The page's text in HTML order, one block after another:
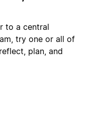
to a central
try one or all of
plan, and